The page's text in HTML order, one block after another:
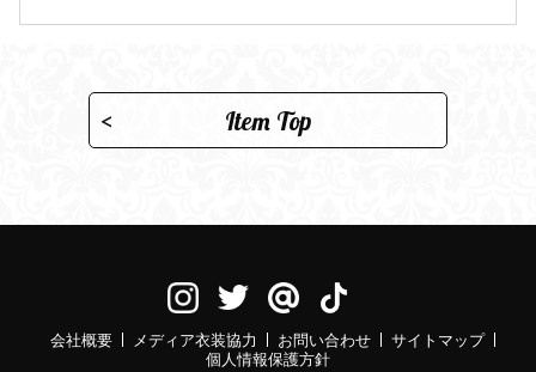
Item Top
会社概要 メディア衣装協力 お問い合わせ
サイトマップ
個人情報保護方針